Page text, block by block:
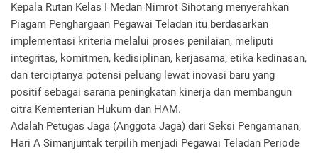
Kepala Rutan Kelas I Medan Nimrot Sihotang menyerahkan
Piagam Penghargaan Pegawai Teladan itu berdasarkan
implementasi kriteria melalui proses penilaian, meliputi
integritas, komitmen, kedisiplinan, kerjasama, etika kedinasan,
dan terciptanya potensi peluang lewat inovasi baru yang
positif sebagai sarana peningkatan kinerja dan membangun
citra Kementerian Hukum dan HAM.
Adalah Petugas Jaga (Anggota Jaga) dari Seksi Pengamanan,
Hari A Simanjuntak terpilih menjadi Pegawai Teladan Periode